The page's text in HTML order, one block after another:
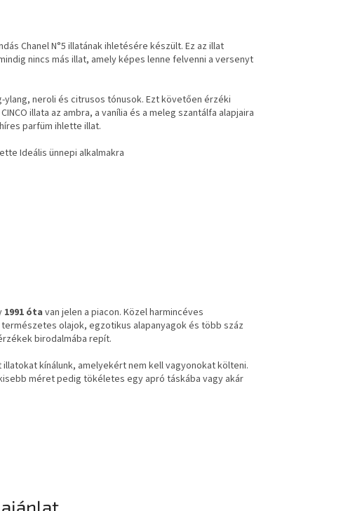
Chanel N°5 illatának ihletésére készült. Ez az illat
nincs más illat, amely képes lenne felvenni a versenyt
neroli és citrusos tónusok. Ezt követően érzéki
illata az ambra, a vanília és a meleg szantálfa alapjaira
parfüm ihlette illat.
Ideális ünnepi alkalmakra
1991 óta van jelen a piacon. Közel harmincéves
olajok, egzotikus alapanyagok és több száz
birodalmába repít.
kínálunk, amelyekért nem kell vagyonokat költeni.
méret pedig tökéletes egy apró táskába vagy akár
ajánlat